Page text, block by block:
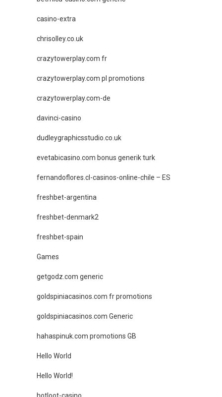
casino-extra
chrisolley.co.uk
crazytowerplay.com fr
crazytowerplay.com pl promotions
crazytowerplay.com-de
davinci-casino
dudleygraphicsstudio.co.uk
evetabicasino.com bonus generik turk
fernandoflores.cl-casinos-online-chile – ES
freshbet-argentina
freshbet-denmark2
freshbet-spain
Games
getgodz.com generic
goldspiniacasinos.com fr promotions
goldspiniacasinos.com Generic
hahaspinuk.com promotions GB
Hello World
Hello World!
hotloot-casino